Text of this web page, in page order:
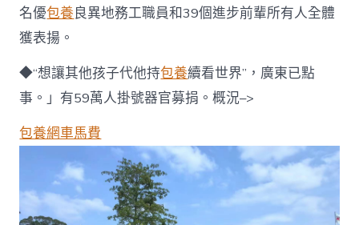
名優包養良異地務工職員和39個進步前輩所有人全體
獲表揚。
◆“想讓其他孩子代他持包養續看世界”，廣東已點
事。」有59萬人掛號器官募捐。概況–>
包養網車馬費